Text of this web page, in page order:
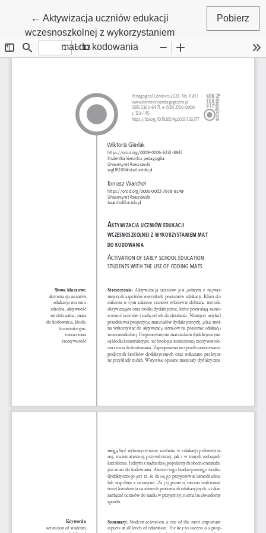
←Wróć do szczegółów artykułu
Aktywizacja uczniów edukacji
wczesnoszkolnej z wykorzystaniem
mat do kodowania
Pobierz